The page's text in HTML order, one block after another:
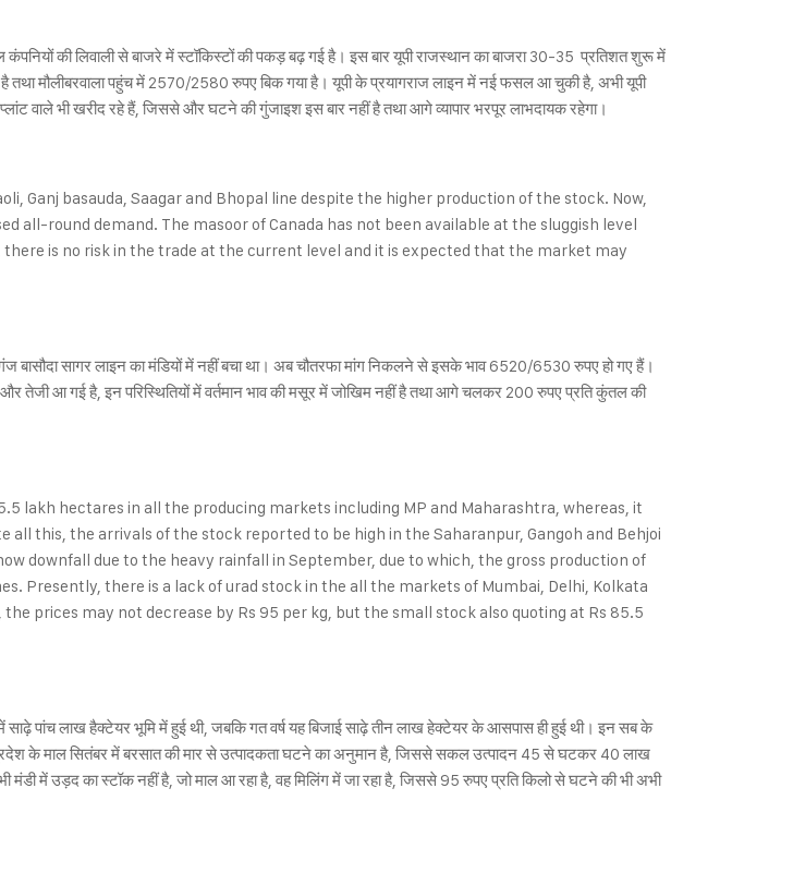
की लिवाली से बाजरे में स्टॉकिस्टों की पकड़ बढ़ गई है। इस बार यूपी राजस्थान का बाजरा 30-35 प्रतिशत शुरू में
गई है तथा मौलीबरवाला पहुंच में 2570/2580 रुपए बिक गया है। यूपी के प्रयागराज लाइन में नई फसल आ चुकी है, अभी यूपी
वाले भी खरीद रहे हैं, जिससे और घटने की गुंजाइश इस बार नहीं है तथा आगे व्यापार भरपूर लाभदायक रहेगा।
Ganj basauda, Saagar and Bhopal line despite the higher production of the stock. Now,
all-round demand. The masoor of Canada has not been available at the sluggish level
is no risk in the trade at the current level and it is expected that the market may
बासौदा सागर लाइन का मंडियों में नहीं बचा था। अब चौतरफा मांग निकलने से इसके भाव 6520/6530 रुपए हो गए हैं।
तेजी आ गई है, इन परिस्थितियों में वर्तमान भाव की मसूर में जोखिम नहीं है तथा आगे चलकर 200 रुपए प्रति कुंतल की
lakh hectares in all the producing markets including MP and Maharashtra, whereas, it
this, the arrivals of the stock reported to be high in the Saharanpur, Gangoh and Behjoi
downfall due to the heavy rainfall in September, due to which, the gross production of
Presently, there is a lack of urad stock in the all the markets of Mumbai, Delhi, Kolkata
prices may not decrease by Rs 95 per kg, but the small stock also quoting at Rs 85.5
साढ़े पांच लाख हैक्टेयर भूमि में हुई थी, जबकि गत वर्ष यह बिजाई साढ़े तीन लाख हेक्टेयर के आसपास ही हुई थी। इन सब के
प्रदेश के माल सितंबर में बरसात की मार से उत्पादकता घटने का अनुमान है, जिससे सकल उत्पादन 45 से घटकर 40 लाख
में उड़द का स्टॉक नहीं है, जो माल आ रहा है, वह मिलिंग में जा रहा है, जिससे 95 रुपए प्रति किलो से घटने की भी अभी